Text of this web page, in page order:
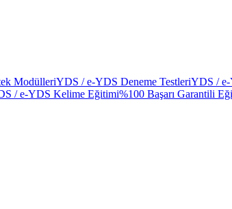
ModülleriYDS / e-YDS Deneme TestleriYDS / e-
/ e-YDS Kelime Eğitimi%100 Başarı Garantili